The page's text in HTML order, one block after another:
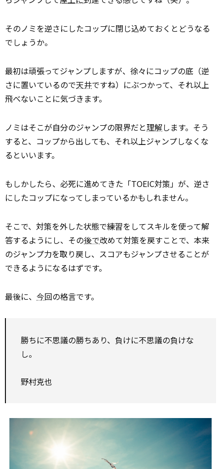
そのノミを逆さにしたコップに閉じ込めておくとどうなる
でしょうか。
最初は頑張ってジャンプしますが、徐々にコップの底（逆
さに置いているので天井ですね）にぶつかって、それ以上
飛べないことに気づきます。
ノミはそこが自分のジャンプの限界だと理解します。そう
すると、コップから出しても、それ以上ジャンプしなくな
るといいます。
もしかしたら、必死に進めてきた「TOEIC対策」が、逆さ
にしたコップになってしまっているかもしれません。
そこで、対策を外した状態で練習をしてスキルを使って解
答するようにし、その後で改めて対策を戻すことで、本来
のジャンプ力を取り戻し、スコアもジャンプさせることが
できるようになるはずです。
最後に、 今回の格言です。
勝ちに不思議の勝ちあり、負けに不思議の負けな
し。
野村克也